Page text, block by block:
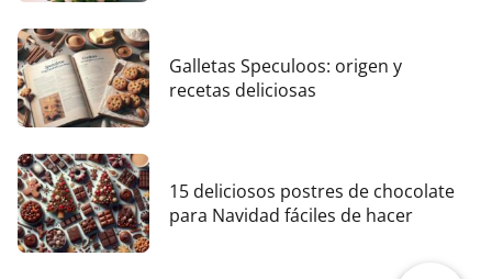
Galletas Speculoos: origen y
recetas deliciosas
15 deliciosos postres de chocolate
para Navidad fáciles de hacer